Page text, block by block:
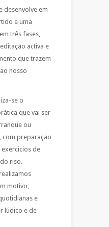
desenvolve em
e uma
três fases,
activa e
que trazem
nosso
se o
que vai ser
ou
com preparação
de
riso.
motivo,
e
lúdico e de